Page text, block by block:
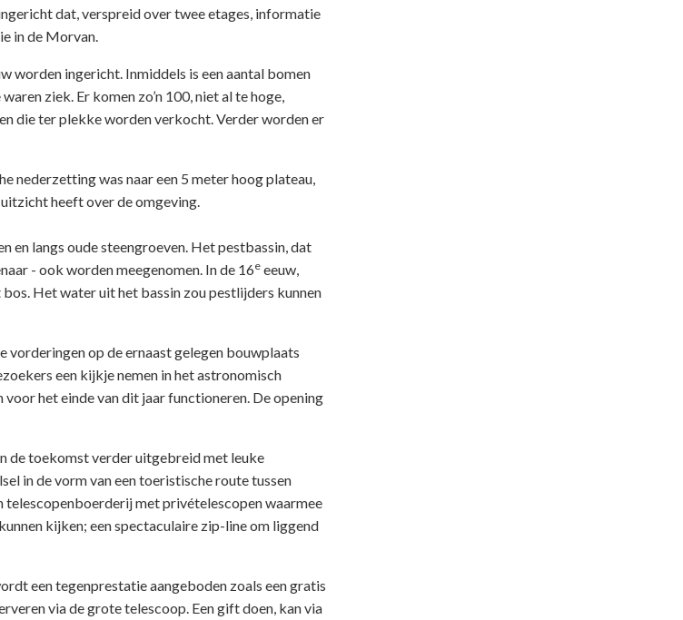
dat, verspreid over twee etages, informatie
in de Morvan.
worden ingericht. Inmiddels is een aantal bomen
ziek. Er komen zo’n 100, niet al te hoge,
die ter plekke worden verkocht. Verder worden er
nederzetting was naar een 5 meter hoog plateau,
heeft over de omgeving.
en langs oude steengroeven. Het pestbassin, dat
- ook worden meegenomen. In de 16e eeuw,
Het water uit het bassin zou pestlijders kunnen
op de ernaast gelegen bouwplaats
een kijkje nemen in het astronomisch
het einde van dit jaar functioneren. De opening
de toekomst verder uitgebreid met leuke
in de vorm van een toeristische route tussen
telescopenboerderij met privételescopen waarmee
kijken; een spectaculaire zip-line om liggend
een tegenprestatie aangeboden zoals een gratis
via de grote telescoop. Een gift doen, kan via